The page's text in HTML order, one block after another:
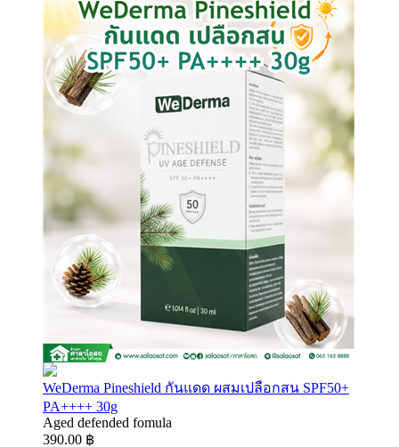
WeDerma Pineshield กันแดด ผสมเปลือกสน SPF50+
PA++++ 30g
Aged defended fomula
390.00 ฿